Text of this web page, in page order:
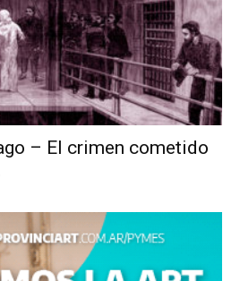
– El crimen cometido